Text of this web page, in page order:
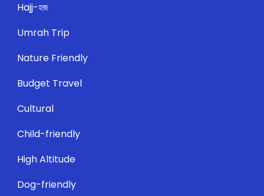
Hajj-হজ
Umrah Trip
Nature Friendly
Budget Travel
Cultural
Child-friendly
High Altitude
Dog-friendly